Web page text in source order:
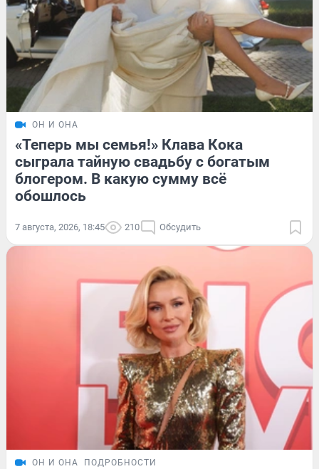
ОН И ОНА
«Теперь мы семья!» Клава Кока
сыграла тайную свадьбу с богатым
блогером. В какую сумму всё
обошлось
7 августа, 2026, 18:45 210 Обсудить
ОН И ОНА ПОДРОБНОСТИ